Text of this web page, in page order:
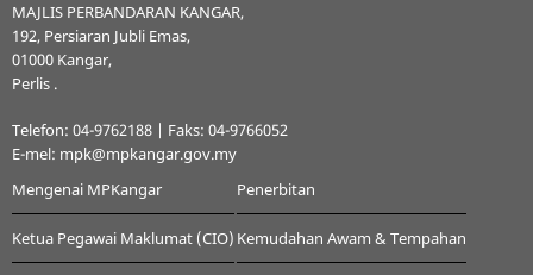
MAJLIS PERBANDARAN KANGAR,
192, Persiaran Jubli Emas,
01000 Kangar,
Perlis .
Telefon: 04-9762188 | Faks: 04-9766052
E-mel: mpk@mpkangar.gov.my
Mengenai MPKangar
Ketua Pegawai Maklumat (CIO)
Penerbitan
Kemudahan Awam & Tempahan